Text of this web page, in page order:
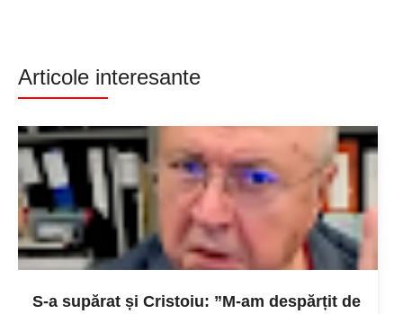
Articole interesante
S-a supărat și Cristoiu: ”M-am despărțit de